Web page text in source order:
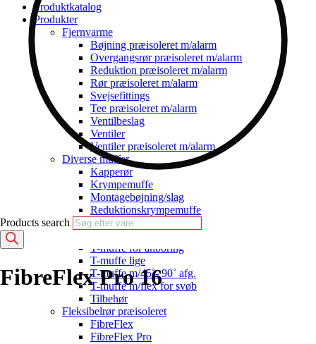
Products search
FibreFlex Pro 16
Produktkatalog
Produkter
Fjernvarme
Bøjning præisoleret m/alarm
Overgangsrør præisoleret m/alarm
Reduktion præisoleret m/alarm
Rør præisoleret m/alarm
Svejsefittings
Tee præisoleret m/alarm
Ventilbeslag
Ventiler
Ventiler præisoleret m/alarm
Diverse muffer
Kapperør
Krympemuffe
Montagebøjning/slag
Reduktionskrympemuffe
Saddel T-muffe
T-muffe for anboring
T-muffe lige
T-muffe m/45˚- 90˚ afg.
T-muffe m/flex for svøb
Tilbehør
Fleksibelrør præisoleret
FibreFlex
FibreFlex Pro